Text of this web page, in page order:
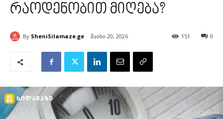
რაოდენობით მიღება?
By SheniSilamaze.ge მაისი 20, 2026 0
151